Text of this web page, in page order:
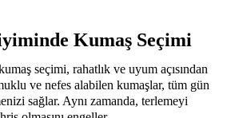
Kumaş Seçimi
seçimi, rahatlık ve uyum açısından
ve nefes alabilen kumaşlar, tüm gün
sağlar. Aynı zamanda, terlemeyi